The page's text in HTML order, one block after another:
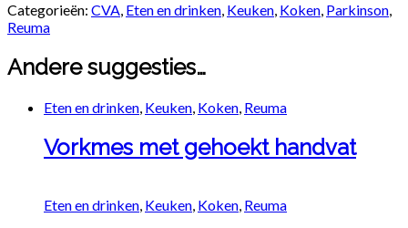
Categorieën: CVA, Eten en drinken, Keuken, Koken, Parkinson,
Reuma
Andere suggesties…
Eten en drinken, Keuken, Koken, Reuma
Vorkmes met gehoekt handvat
Eten en drinken, Keuken, Koken, Reuma